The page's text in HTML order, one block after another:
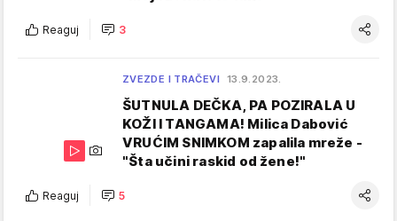
Reaguj 3
ZVEZDE I TRAČEVI 13.9.2023.
ŠUTNULA DEČKA, PA POZIRALA U
KOŽI I TANGAMA! Milica Dabović
VRUĆIM SNIMKOM zapalila mreže -
"Šta učini raskid od žene!"
Reaguj 5